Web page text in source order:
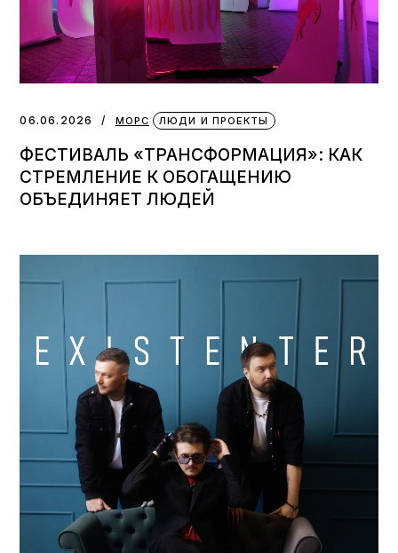
06.06.2026 МОРС ЛЮДИ И ПРОЕКТЫ
ФЕСТИВАЛЬ «ТРАНСФОРМАЦИЯ»: КАК
СТРЕМЛЕНИЕ К ОБОГАЩЕНИЮ
ОБЪЕДИНЯЕТ ЛЮДЕЙ